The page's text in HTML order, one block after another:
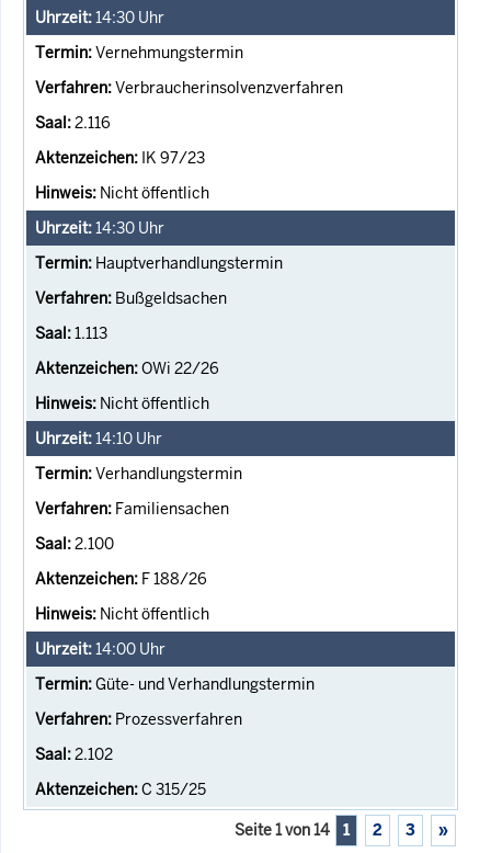
14:30 Uhr
Vernehmungstermin
Verbraucherinsolvenzverfahren
2.116
IK 97/23
Nicht öffentlich
14:30 Uhr
Hauptverhandlungstermin
Bußgeldsachen
1.113
OWi 22/26
Nicht öffentlich
14:10 Uhr
Verhandlungstermin
Familiensachen
2.100
F 188/26
Nicht öffentlich
14:00 Uhr
Güte- und Verhandlungstermin
Prozessverfahren
2.102
C 315/25
Seite 1 von 14 1 2 3 »